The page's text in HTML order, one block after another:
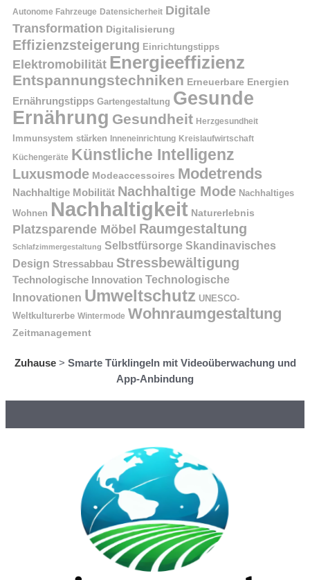
Autonome Fahrzeuge Datensicherheit Digitale
Transformation Digitalisierung
Effizienzsteigerung Einrichtungstipps
Elektromobilität Energieeffizienz
Entspannungstechniken Erneuerbare Energien
Ernährungstipps Gartengestaltung Gesunde
Ernährung Gesundheit Herzgesundheit
Immunsystem stärken Inneneinrichtung Kreislaufwirtschaft
Küchengeräte Künstliche Intelligenz
Luxusmode Modeaccessoires Modetrends
Nachhaltige Mobilität Nachhaltige Mode Nachhaltiges
Wohnen Nachhaltigkeit Naturerlebnis
Platzsparende Möbel Raumgestaltung
Schlafzimmergestaltung Selbstfürsorge Skandinavisches
Design Stressabbau Stressbewältigung
Technologische Innovation Technologische
Innovationen Umweltschutz UNESCO-
Weltkulturerbe Wintermode Wohnraumgestaltung
Zeitmanagement
Zuhause> Smarte Türklingeln mit Videoüberwachung und
App-Anbindung